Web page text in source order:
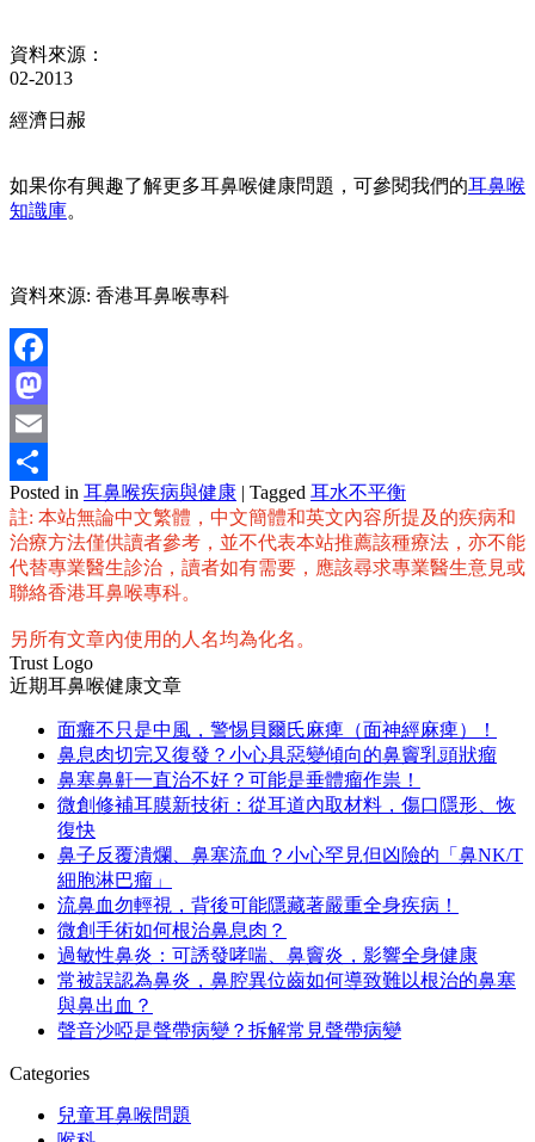
資料來源：
02-2013
經濟日赧
如果你有興趣了解更多耳鼻喉健康問題，可參閱我們的耳鼻喉
知識庫。
資料來源: 香港耳鼻喉專科
Facebook
Mastodon
Email
分
享
Posted in 耳鼻喉疾病與健康 | Tagged 耳水不平衡
註: 本站無論中文繁體，中文簡體和英文內容所提及的疾病和
治療方法僅供讀者參考，並不代表本站推薦該種療法，亦不能
代替專業醫生診治，讀者如有需要，應該尋求專業醫生意見或
聯絡香港耳鼻喉專科。
另所有文章內使用的人名均為化名。
Trust Logo
近期耳鼻喉健康文章
面癱不只是中風，警惕貝爾氏麻痺（面神經麻痺）！
鼻息肉切完又復發？小心具惡變傾向的鼻竇乳頭狀瘤
鼻塞鼻鼾一直治不好？可能是垂體瘤作祟！
微創修補耳膜新技術：從耳道內取材料，傷口隱形、恢
復快
鼻子反覆潰爛、鼻塞流血？小心罕見但凶險的「鼻NK/T
細胞淋巴瘤」
流鼻血勿輕視，背後可能隱藏著嚴重全身疾病！
微創手術如何根治鼻息肉？
過敏性鼻炎：可誘發哮喘、鼻竇炎，影響全身健康
常被誤認為鼻炎，鼻腔異位齒如何導致難以根治的鼻塞
與鼻出血？
聲音沙啞是聲帶病變？拆解常見聲帶病變
Categories
兒童耳鼻喉問題